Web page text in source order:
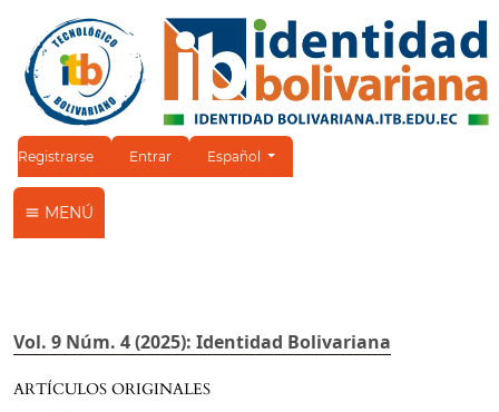
Registrarse Entrar Cambiar el idioma. El idioma actual es:
Español
MENÚ
Vol. 9 Núm. 4 (2025): Identidad Bolivariana
ARTÍCULOS ORIGINALES